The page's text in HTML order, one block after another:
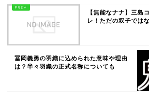
【無能なナナ】三島
レ！ただの双子では
冨岡義勇の羽織に込められた意味や理由
は？半々羽織の正式名称についても